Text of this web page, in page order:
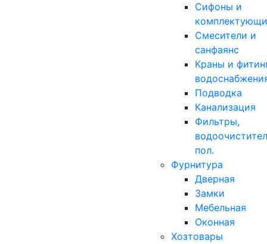
Сифоны и
Смесители и
санфаянс
Краны и
Подводка
Канализация
Фильтры,
пол.
Фурнитура
Дверная
Замки
Мебельная
Оконная
Хозтовары